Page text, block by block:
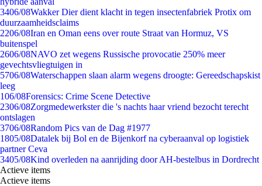
3406/08Wakker Dier dient klacht in tegen insectenfabriek Protix om
duurzaamheidsclaims
2206/08Iran en Oman eens over route Straat van Hormuz, VS
buitenspel
2606/08NAVO zet wegens Russische provocatie 250% meer
gevechtsvliegtuigen in
5706/08Waterschappen slaan alarm wegens droogte: Gereedschapskist
leeg
106/08Forensics: Crime Scene Detective
2306/08Zorgmedewerkster die 's nachts haar vriend bezocht terecht
ontslagen
3706/08Random Pics van de Dag #1977
1805/08Datalek bij Bol en de Bijenkorf na cyberaanval op logistiek
partner Ceva
3405/08Kind overleden na aanrijding door AH-bestelbus in Dordrecht
Actieve items
Actieve items